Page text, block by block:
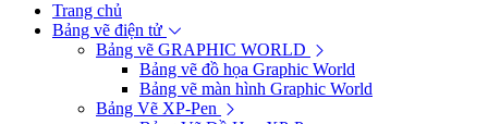
Trang chủ
Bảng vẽ điện tử
Bảng vẽ GRAPHIC WORLD
Bảng vẽ đồ họa Graphic World
Bảng vẽ màn hình Graphic World
Bảng Vẽ XP-Pen